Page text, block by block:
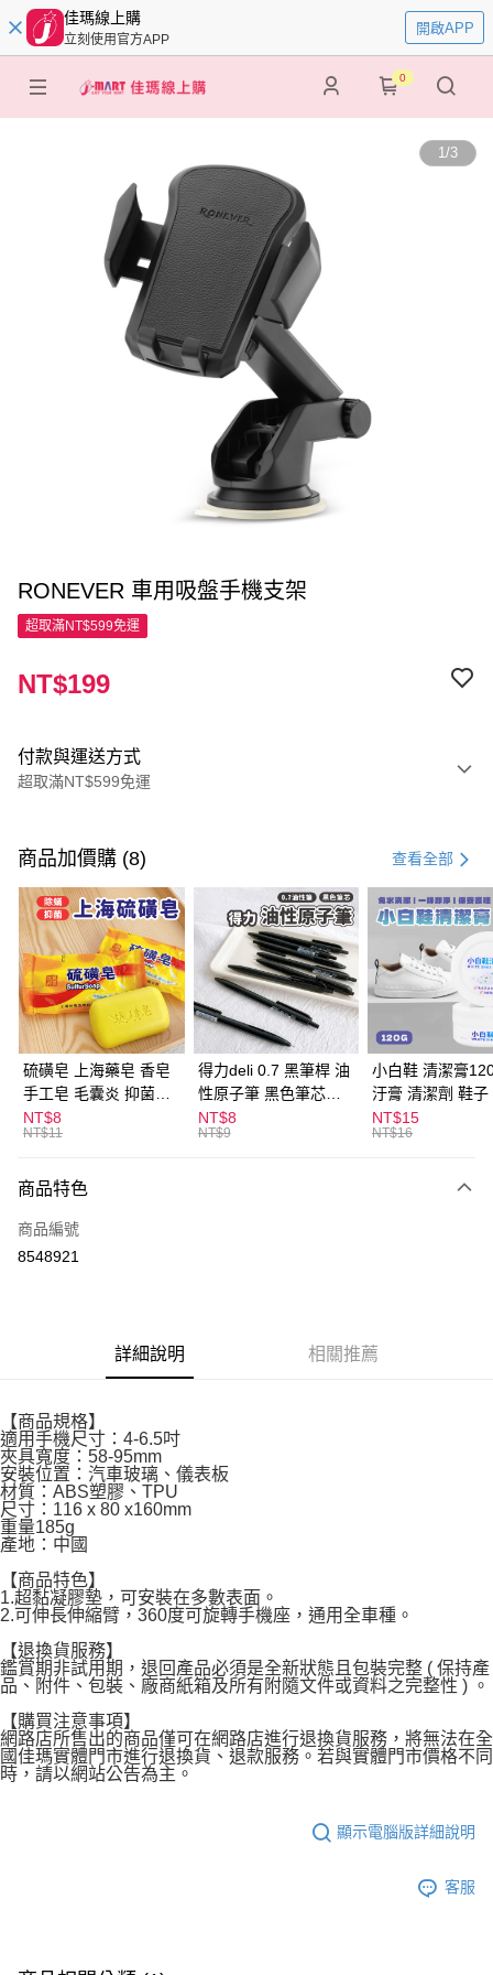
佳瑪線上購
立刻使用官方APP
開啟APP
0
1/3
RONEVER 車用吸盤手機支架
超取滿NT$599免運
NT$199
付款與運送方式
超取滿NT$599免運
信用卡一次付款
超商取貨付款
LINE Pay
Apple Pay
街口支付
悠遊付
ATM付款
全家取貨付款
每筆NT$60，滿NT$599(含以上)免運費
付款後全家取貨
每筆NT$60，滿NT$599(含以上)免運費
每筆NT$60，滿NT$599(含以上)免運費
宅配
每筆NT$120，滿NT$1,999(含以上)免運費
商品加價購 (8) 查看全部
硫磺皂 上海藥皂 香皂
手工皂 毛囊炎 抑菌除
蟎 清潔護膚 去油去痘
寵物皮膚病 狗狗貓咪
NT$8
NT$11
得力deli 0.7 黑筆桿 油
性原子筆 黑色筆芯
S304
NT$8
NT$9
小白鞋 清潔膏
汙膏 清潔劑 鞋子
漬 白皮鞋 鞋油
NT$15
NT$16
商品特色
商品編號
8548921
詳細說明 相關推薦
【商品規格】
適用手機尺寸：4-6.5吋
夾具寬度：58-95mm
安裝位置：汽車玻璃、儀表板
材質：ABS塑膠、TPU
尺寸：116 x 80 x160mm
重量185g
產地：中國
【商品特色】
1.超黏凝膠墊，可安裝在多數表面。
2.可伸長伸縮臂，360度可旋轉手機座，通用全車種。
【退換貨服務】
鑑賞期非試用期，退回產品必須是全新狀態且包裝完整 ( 保持產
品、附件、包裝、廠商紙箱及所有附隨文件或資料之完整性 ) 。
【購買注意事項】
網路店所售出的商品僅可在網路店進行退換貨服務，將無法在全
國佳瑪實體門市進行退換貨、退款服務。若與實體門市價格不同
時，請以網站公告為主。
顯示電腦版詳細說明
客服